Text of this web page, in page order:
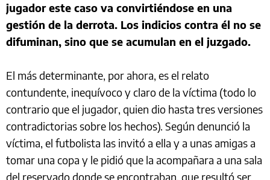
jugador este caso va convirtiéndose en una
gestión de la derrota. Los indicios contra él no se
difuminan, sino que se acumulan en el juzgado.
El más determinante, por ahora, es el relato
contundente, inequívoco y claro de la víctima (todo lo
contrario que el jugador, quien dio hasta tres versiones
contradictorias sobre los hechos). Según denunció la
víctima, el futbolista las invitó a ella y a unas amigas a
tomar una copa y le pidió que la acompañara a una sala
del reservado donde se encontraban, que resultó ser